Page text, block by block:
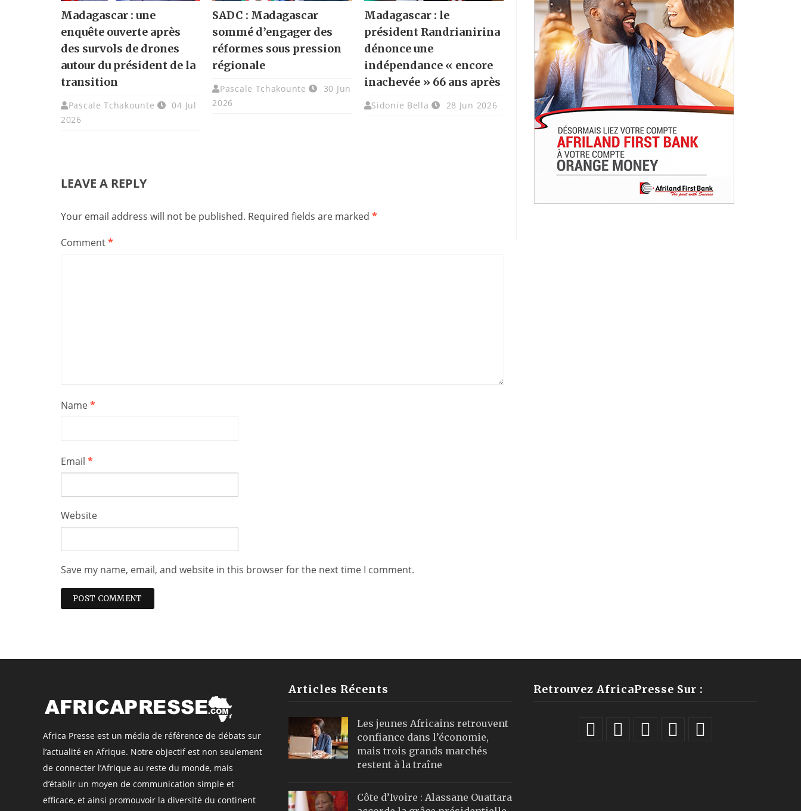
Madagascar : une
enquête ouverte après
des survols de drones
autour du président de la
transition
Pascale Tchakounte
04 Jul
2026
SADC : Madagascar
sommé d’engager des
réformes sous pression
régionale
Pascale Tchakounte
30 Jun
2026
Madagascar : le
président Randrianirina
dénonce une
indépendance « encore
inachevée » 66 ans après
Sidonie Bella 28 Jun 2026
LEAVE A REPLY
Your email address will not be published. Required fields are marked *
Comment*
Name*
Email *
Website
Save my name, email, and website in this browser for the next time I comment.
Africa Presse est un média de référence de débats sur
l’actualité en Afrique. Notre objectif est non seulement
de connecter l’Afrique au reste du monde, mais
d’établir un moyen de communication simple et
efficace, et ainsi promouvoir la diversité du continent
Articles Récents
Les jeunes Africains retrouvent
confiance dans l’économie,
mais trois grands marchés
restent à la traîne
Côte d’Ivoire : Alassane Ouattara
Retrouvez AfricaPresse Sur :